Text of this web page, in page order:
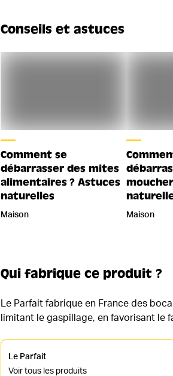
Conseils et astuces
Comment se
débarrasser des mites
alimentaires ? Astuces
naturelles
Maison Maison
Qui fabrique ce produit ?
Le Parfait fabrique en France des
limitant le gaspillage, en favorisant le
Le Parfait
Voir tous les produits